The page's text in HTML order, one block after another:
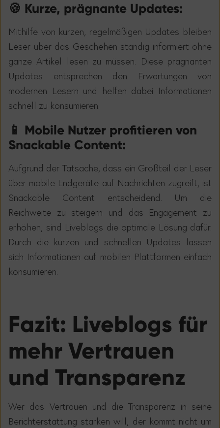
🍪 Kurze, prägnante Updates:
Mithilfe von kurzen, regelmäßigen Updates bleiben
Leser über das Geschehen ständig informiert ohne
ganze Artikel lesen zu müssen. Diese prägnanten
Updates entsprechen den Erwartungen von
modernen Lesern und helfen dabei Informationen
schnell zu konsumieren.
📱 Mobile Nutzer profitieren von
Snackable Content:
Aufgrund der Tatsache, dass ein Großteil der Leser
über mobile Endgeräte auf Nachrichten zugreift, ist
Snackable Content entscheidend. Um die
Reichweite zu steigern und das Engagement zu
erhöhen, sind Liveblogs die optimale Lösung dafür.
Durch die kurzen und schnellen Updates lassen
sich Informationen auf mobilen Plattformen einfach
konsumieren.
Fazit: Liveblogs für
mehr Vertrauen
und Transparenz
Wer das Vertrauen und die Transparenz in seine
Berichterstattung stärken will, der kommt nicht um